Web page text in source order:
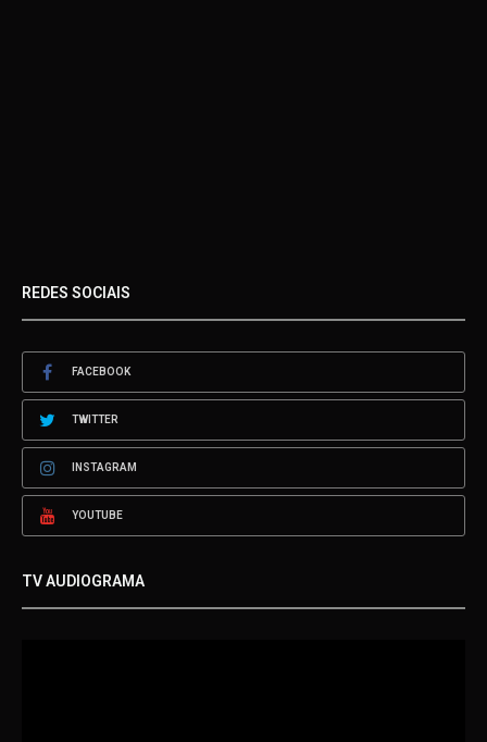
REDES SOCIAIS
FACEBOOK
TWITTER
INSTAGRAM
YOUTUBE
TV AUDIOGRAMA